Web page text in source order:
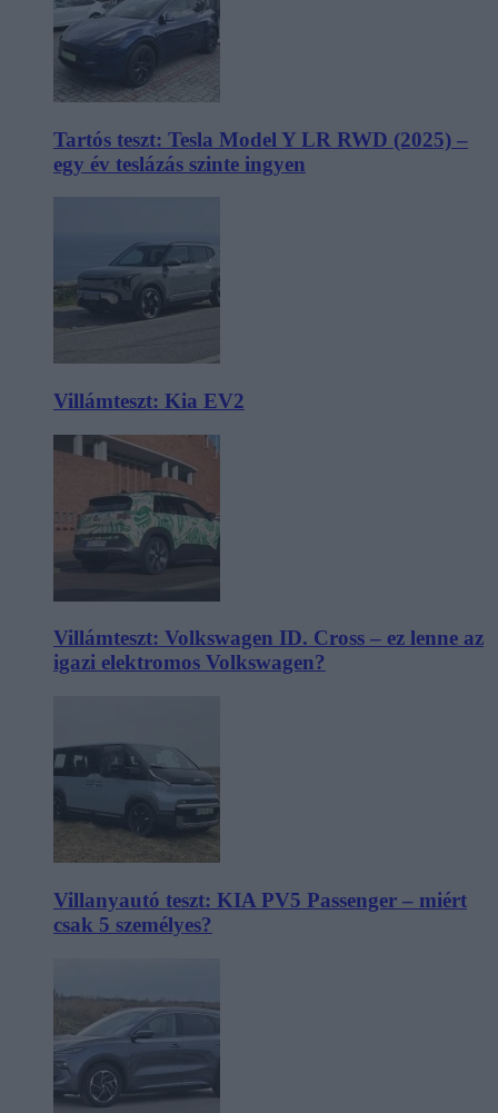
Tartós teszt: Tesla Model Y LR RWD (2025) –
egy év teslázás szinte ingyen
Villámteszt: Kia EV2
Villámteszt: Volkswagen ID. Cross – ez lenne az
igazi elektromos Volkswagen?
Villanyautó teszt: KIA PV5 Passenger – miért
csak 5 személyes?